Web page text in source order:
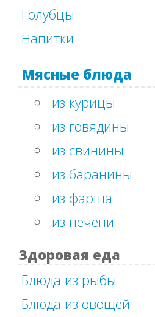
Голубцы
Напитки
Мясные блюда
из курицы
из говядины
из свинины
из баранины
из фарша
из печени
Здоровая еда
Блюда из рыбы
Блюда из овощей